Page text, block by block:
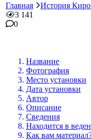
Главная История
3 141
0
Название
Фотография
Место установки
Дата установки
Автор
Описание
Сведения
Находится в
Как вам